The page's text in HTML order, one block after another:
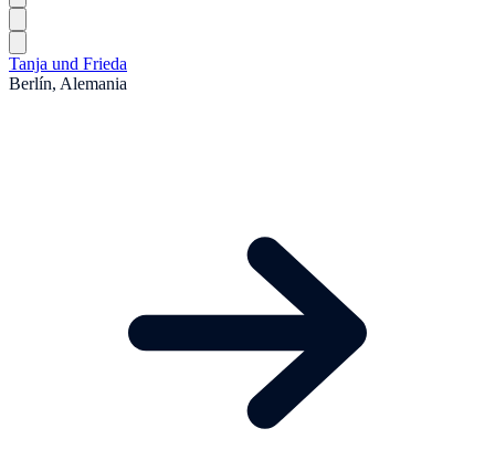
Tanja und Frieda
Berlín, Alemania